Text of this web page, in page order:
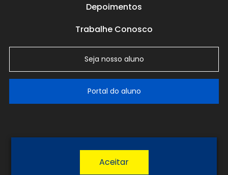
Depoimentos
Trabalhe Conosco
Seja nosso aluno
Portal do aluno
Política de Privacidade